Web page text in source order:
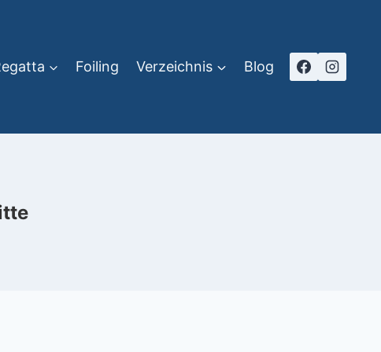
Foiling Verzeichnis Blog